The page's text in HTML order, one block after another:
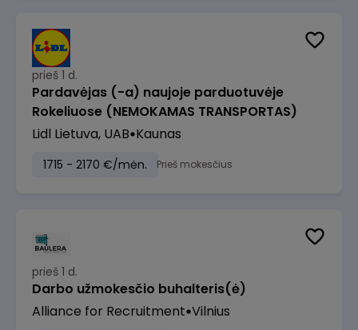
prieš 1 d.
Pardavėjas (-a) naujoje parduotuvėje
Rokeliuose (NEMOKAMAS TRANSPORTAS)
Lidl Lietuva, UAB Kaunas
1715 - 2170 €/mėn. Prieš mokesčius
prieš 1 d.
Darbo užmokesčio buhalteris(ė)
Alliance for Recruitment Vilnius